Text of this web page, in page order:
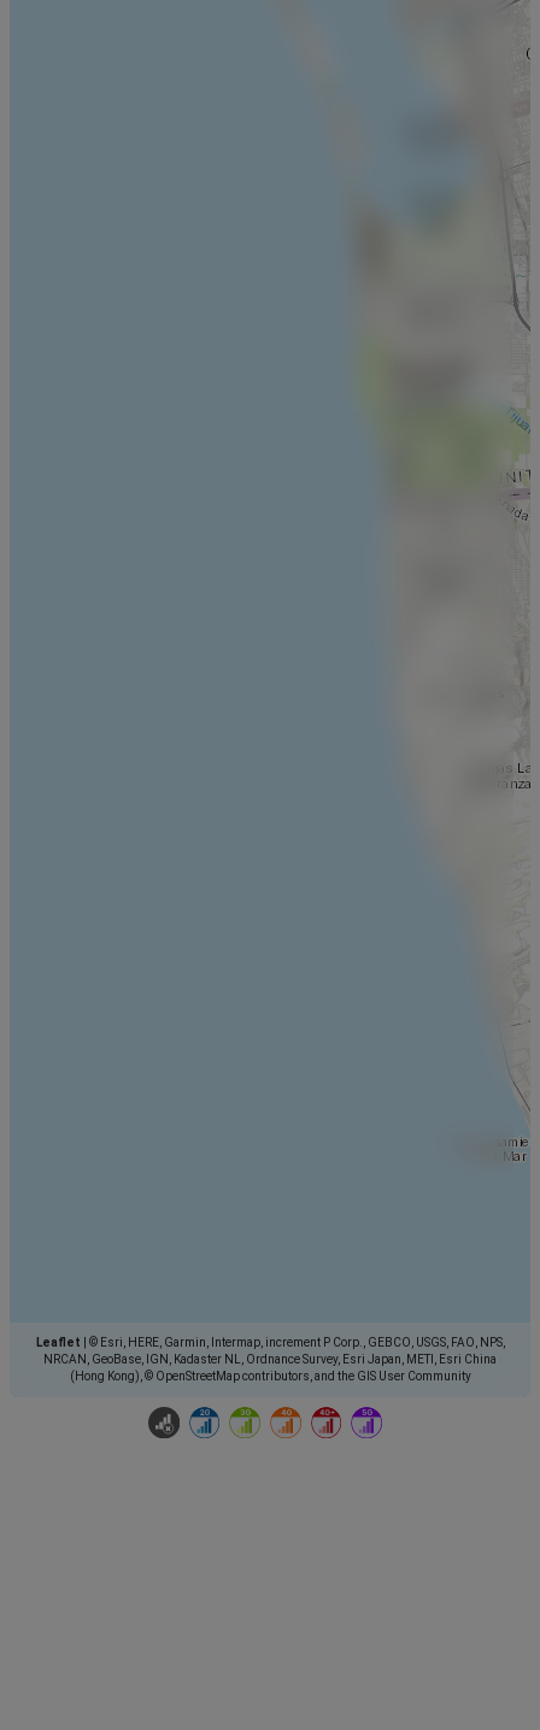
Leaflet
© Esri, HERE, Garmin, Intermap, increment P Corp., GEBCO, USGS, FAO, NPS,
NRCAN, GeoBase, IGN, Kadaster NL, Ordnance Survey, Esri Japan, METI, Esri China
(Hong Kong), © OpenStreetMap contributors, and the GIS User Community